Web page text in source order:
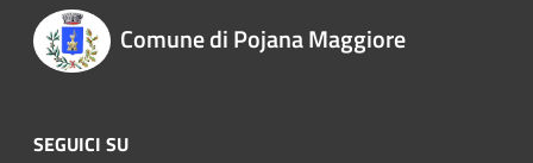
Comune di Pojana Maggiore
SEGUICI SU